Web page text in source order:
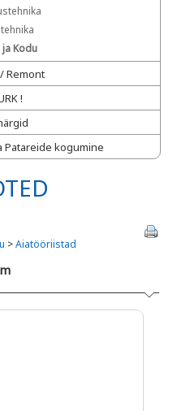
Kodu
Remont
!
Patareide kogumine
>Aiatööriistad